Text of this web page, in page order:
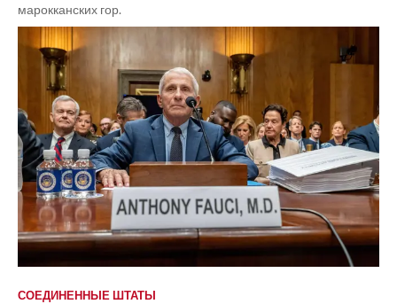
марокканских гор.
СОЕДИНЕННЫЕ ШТАТЫ